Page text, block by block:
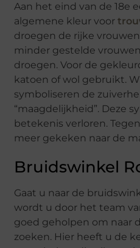
Aan het eind van de 18e
algemene kleur voor
droegen de rijke
minder gestelde
droegen. Voor de
katoen of wol gebruikt.
symboliseren de
“maagdelijkheid”. Deze
betekenis verloren.
meer gekeken naar de
Bruidswinkel
Gaat u naar de
wordt u door het team
goed geholpen om naar
zoeken. Hier heeft u de